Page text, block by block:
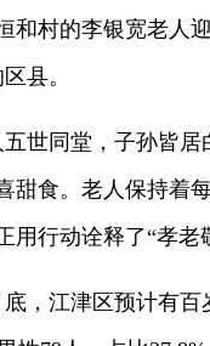
和村的李银宽老人
县。
世同堂，子孙皆
甜食。老人保持着
行动诠释了“孝老
，江津区预计有百